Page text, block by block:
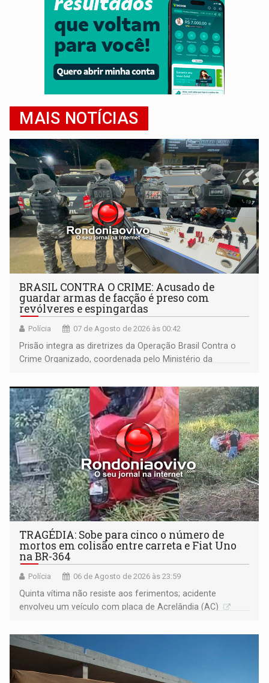
MAIS NOTÍCIAS
BRASIL CONTRA O CRIME: Acusado de
guardar armas de facção é preso com
revólveres e espingardas
Polícia 07 de Agosto de 2026 às 00:42
Prisão integra as diretrizes da Operação Brasil Contra o
Crime Organizado, coordenada pelo Ministério da
TRAGÉDIA: Sobe para cinco o número de
mortos em colisão entre carreta e Fiat Uno
na BR-364
Polícia 06 de Agosto de 2026 às 23:59
Quinta vítima não resiste aos ferimentos; acidente
envolveu um veículo com placa de Acrelândia (AC)